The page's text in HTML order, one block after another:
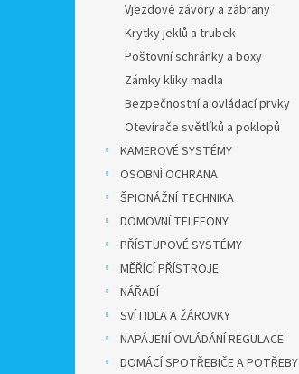
Vjezdové závory a zábrany
Krytky jeklů a trubek
Poštovní schránky a boxy
Zámky kliky madla
Bezpečnostní a ovládací prvky
Otevírače světlíků a poklopů
KAMEROVÉ SYSTÉMY
OSOBNÍ OCHRANA
ŠPIONÁŽNÍ TECHNIKA
DOMOVNÍ TELEFONY
PŘÍSTUPOVÉ SYSTÉMY
MĚŘÍCÍ PŘÍSTROJE
NÁŘADÍ
SVÍTIDLA A ŽÁROVKY
NAPÁJENÍ OVLÁDÁNÍ REGULACE
DOMÁCÍ SPOTŘEBIČE A POTŘEBY